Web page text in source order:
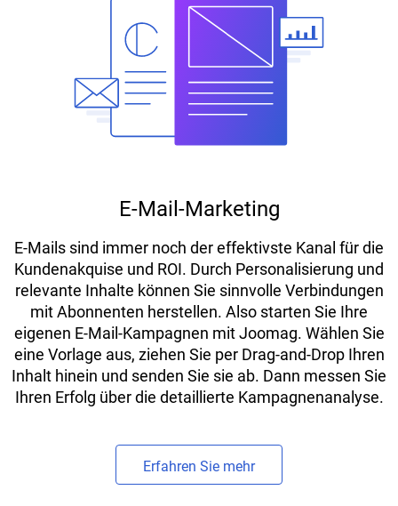
E-Mail-Marketing
E-Mails sind immer noch der effektivste Kanal für die
Kundenakquise und ROI. Durch Personalisierung und
relevante Inhalte können Sie sinnvolle Verbindungen
mit Abonnenten herstellen. Also starten Sie Ihre
eigenen E-Mail-Kampagnen mit Joomag. Wählen Sie
eine Vorlage aus, ziehen Sie per Drag-and-Drop Ihren
Inhalt hinein und senden Sie sie ab. Dann messen Sie
Ihren Erfolg über die detaillierte Kampagnenanalyse.
Erfahren Sie mehr